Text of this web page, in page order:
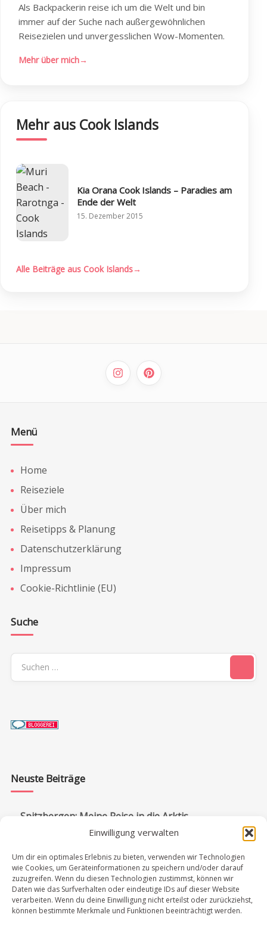
Einwilligung verwalten
Um dir ein optimales Erlebnis zu bieten, verwenden wir Technologien
wie Cookies, um Geräteinformationen zu speichern und/oder darauf
zuzugreifen. Wenn du diesen Technologien zustimmst, können wir
Daten wie das Surfverhalten oder eindeutige IDs auf dieser Website
verarbeiten. Wenn du deine Einwilligung nicht erteilst oder zurückziehst,
können bestimmte Merkmale und Funktionen beeinträchtigt werden.
Als Backpackerin reise ich um die Welt und bin
immer auf der Suche nach außergewöhnlichen
Reisezielen und unvergesslichen Wow-Momenten.
Mehr über mich→
Mehr aus Cook Islands
Kia Orana Cook Islands – Paradies am
Ende der Welt
15. Dezember 2015
Alle Beiträge aus Cook Islands→
Menü
Home
Reiseziele
Über mich
Reisetipps & Planung
Datenschutzerklärung
Impressum
Cookie-Richtlinie (EU)
Suche
Suchen
nach:
Neuste Beiträge
Spitzbergen: Meine Reise in die Arktis
Bootstour auf Spitzbergen: Eisbären, Packeis &
Pyramiden
Spitzbergen: Bootstour zur russischen Siedlung
Barentsburg
Chobe Nationalpark: Lohnt sich ein Tagesausflug?